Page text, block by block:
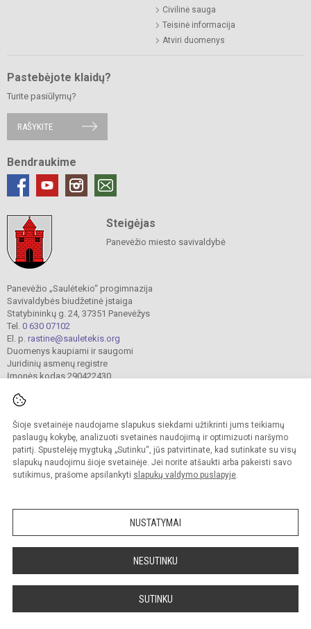
Šioje svetainėje naudojame slapukus siekdami užtikrinti jums teikiamų
paslaugų kokybę, analizuoti svetainės naudojimą ir optimizuoti naršymo
patirtį. Spustelėję mygtuką „Sutinku“, jūs patvirtinate, kad sutinkate su visų
slapukų naudojimu šioje svetainėje. Jei norite atšaukti arba pakeisti savo
sutikimus, prašome apsilankyti slapukų valdymo puslapyje.
NUSTATYMAI
NESUTINKU
SUTINKU
Civilinė sauga
Teisinė informacija
Atviri duomenys
Pastebėjote klaidų?
Turite pasiūlymų?
RAŠYKITE
Bendraukime
Steigėjas
Panevėžio miesto savivaldybė
Panevėžio „Saulėtekio“ progimnazija
Savivaldybės biudžetinė įstaiga
Statybininkų g. 24, 37351 Panevėžys
Tel. 0 630 07102
El. p. rastine@sauletekis.org
Duomenys kaupiami ir saugomi
Juridinių asmenų registre
Įmonės kodas 290422430
© 2022. Panevėžio „Saulėtekio“ progimnazija. Visos teisės saugomos.
Kopijuoti turinį be raštiško progimnazijos sutikimo griežtai draudžiama.
Prieinamumo paraiška Slapukų valdymas
Sumanus būdas atnaujinti